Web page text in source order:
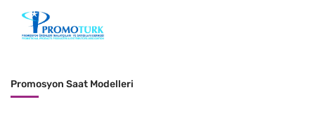
Promosyon Saat Modelleri